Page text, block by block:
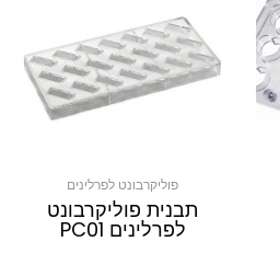
פוליקרבונט לפרלינים
תבנית פוליקרבונט
לפרלינים PC01